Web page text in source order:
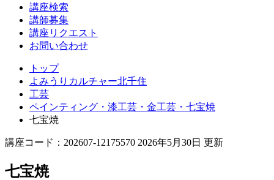
講座検索
講師募集
講座リクエスト
お問い合わせ
トップ
よみうりカルチャー北千住
工芸
ペインティング・漆工芸・金工芸・七宝焼
七宝焼
講座コード：202607-12175570 2026年5月30日 更新
七宝焼